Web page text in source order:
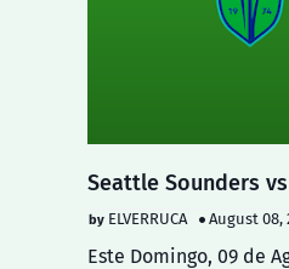
Seattle Sounders
ELVERRUCA August 08,
Este Domingo, 09 de